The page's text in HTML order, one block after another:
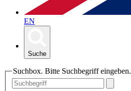
EN
Suche
Suchbox. Bitte Suchbegriff eingeben.